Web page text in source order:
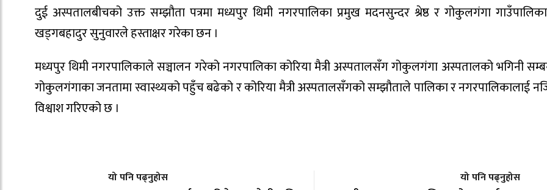
दुई अस्पतालबीचको उक्त सम्झौता पत्रमा मध्यपुर थिमी नगरपालिका प्रमुख मदनसुन्दर श्रेष्ठ र गोकुलगंगा
खड्गबहादुर सुनुवारले हस्ताक्षर गरेका छन ।
मध्यपुर थिमी नगरपालिकाले सञ्चालन गरेको नगरपालिका कोरिया मैत्री अस्पतालसँग गोकुलगंगा अस्पतालको भगिनी
गोकुलगंगाका जनतामा स्वास्थ्यको पहुँच बढेको र कोरिया मैत्री अस्पतालसँगको सम्झौताले पालिका र नगरपालिकालाई
विश्वाश गरिएको छ ।
यो पनि पढ्नुहोस यो पनि पढ्नुहोस